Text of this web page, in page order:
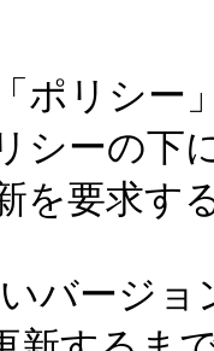
ポリシー
ーの下
要求す
バージ